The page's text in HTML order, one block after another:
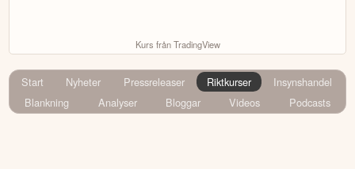
Kurs från TradingView
Start Nyheter Pressreleaser Riktkurser
Insynshandel
Blankning
Analyser Bloggar Videos Podcasts